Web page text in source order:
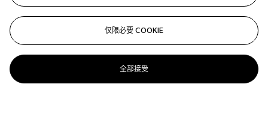
拍品 68
Fernando Botero (B. 1932)
Waterfall
仅限必要 COOKIE
全部接受